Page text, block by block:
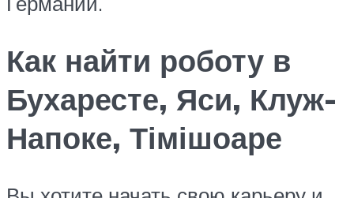
Как найти роботу в
Бухаресте, Яси, Клуж-
Напоке, Тімішоаре